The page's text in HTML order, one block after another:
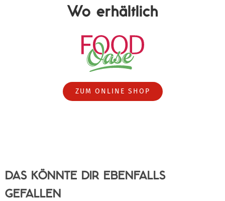
Wo erhältlich
ZUM ONLINE SHOP
DAS KÖNNTE DIR EBENFALLS
GEFALLEN